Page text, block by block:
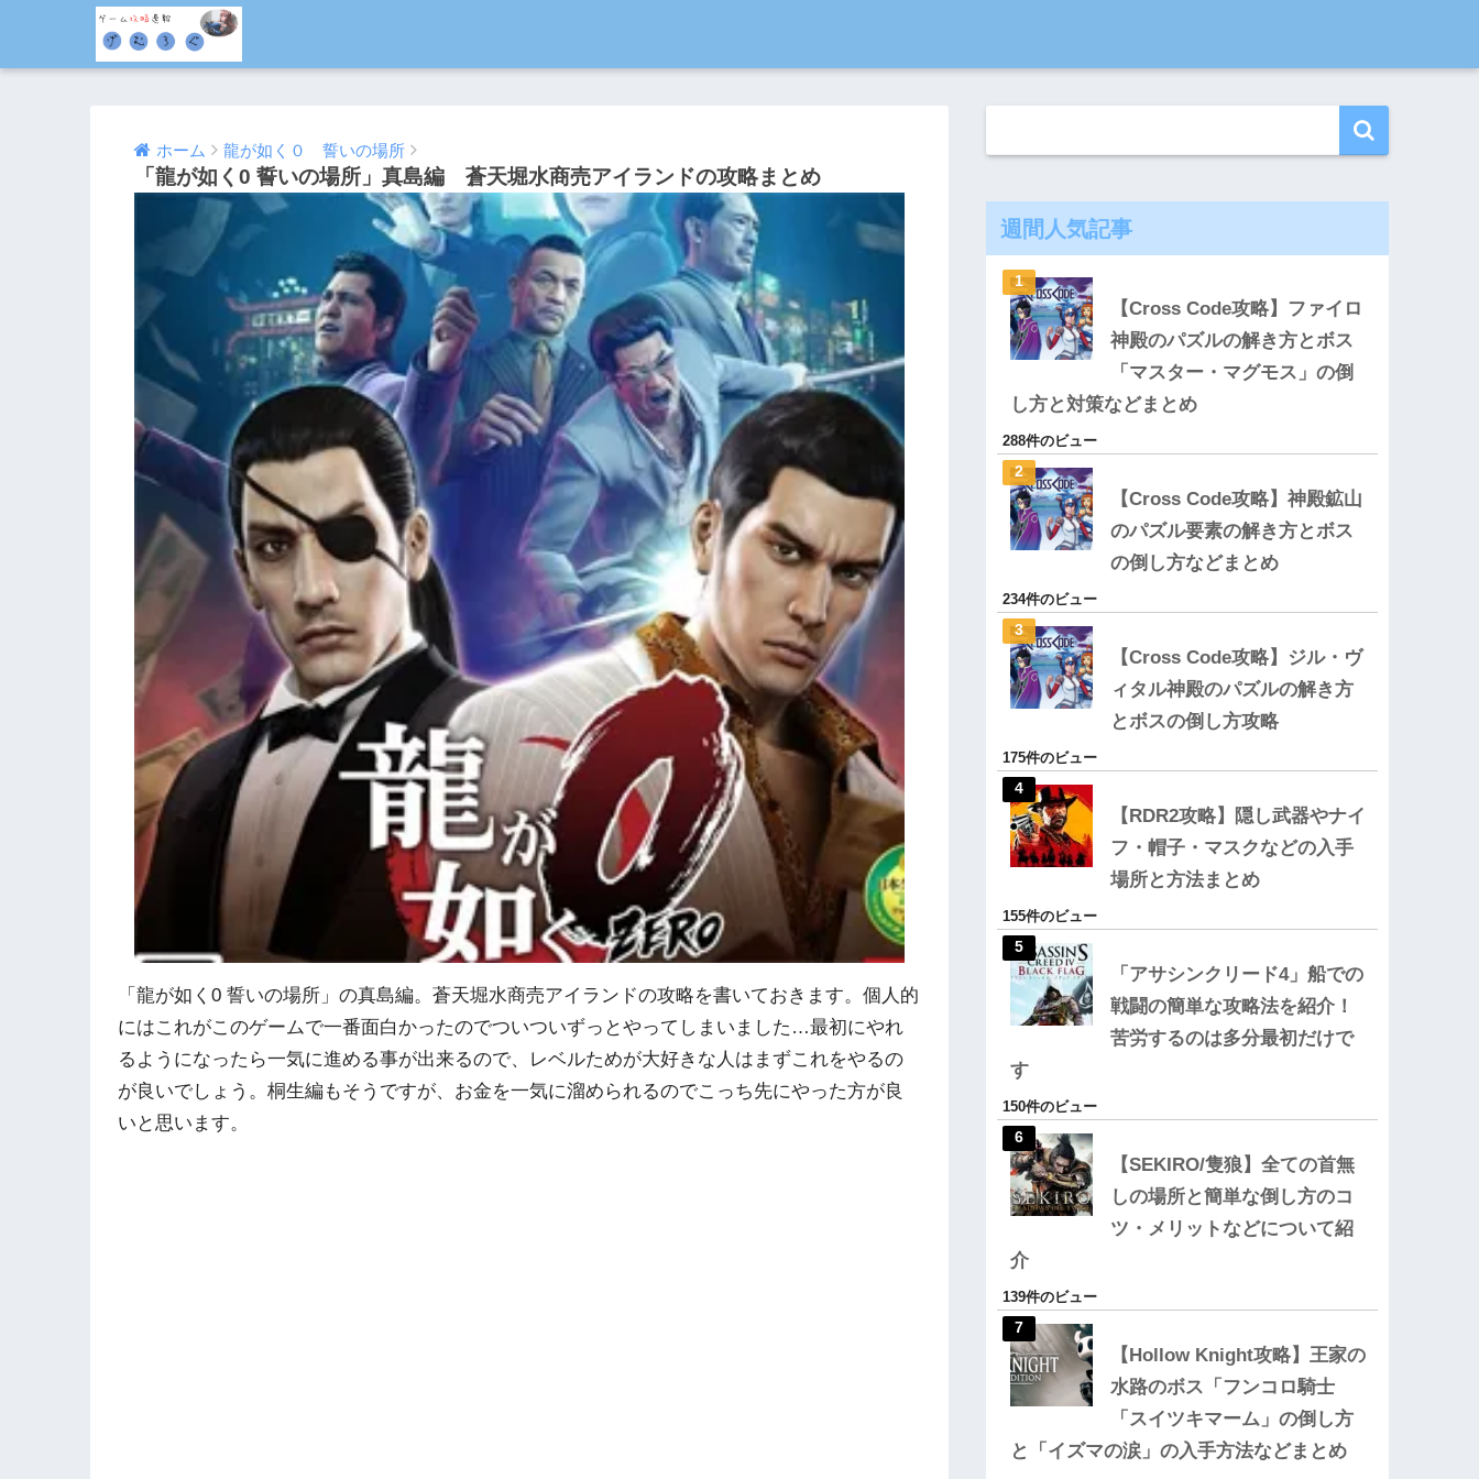
ホーム 龍が如く０ 誓いの場所
「龍が如く0 誓いの場所」真島編 蒼天堀水商売アイランドの攻略まとめ
2015/03/14 2016/08/10
「龍が如く0 誓いの場所」の真島編。蒼天堀水商売アイランドの攻略を書いておきます。個人的
にはこれがこのゲームで一番面白かったのでついついずっとやってしまいました…最初にやれ
るようになったら一気に進める事が出来るので、レベルためが大好きな人はまずこれをやるの
が良いでしょう。桐生編もそうですが、お金を一気に溜められるのでこっち先にやった方が良
いと思います。
週間人気記事
【Cross Code攻略】ファイロ
神殿のパズルの解き方とボス
「マスター・マグモス」の倒
し方と対策などまとめ
288件のビュー
【Cross Code攻略】神殿鉱山
のパズル要素の解き方とボス
の倒し方などまとめ
234件のビュー
【Cross Code攻略】ジル・ヴ
ィタル神殿のパズルの解き方
とボスの倒し方攻略
175件のビュー
【RDR2攻略】隠し武器やナイ
フ・帽子・マスクなどの入手
場所と方法まとめ
155件のビュー
「アサシンクリード4」船での
戦闘の簡単な攻略法を紹介！
苦労するのは多分最初だけで
す
150件のビュー
【SEKIRO/隻狼】全ての首無
しの場所と簡単な倒し方のコ
ツ・メリットなどについて紹
介
139件のビュー
【Hollow Knight攻略】王家の
水路のボス「フンコロ騎士
「スイツキマーム」の倒し方
と「イズマの涙」の入手方法などまとめ